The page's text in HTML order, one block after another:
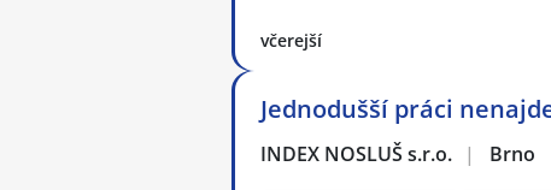
včerejší
Jednodušší práci
INDEX NOSLUŠ s.r.o. | Brno